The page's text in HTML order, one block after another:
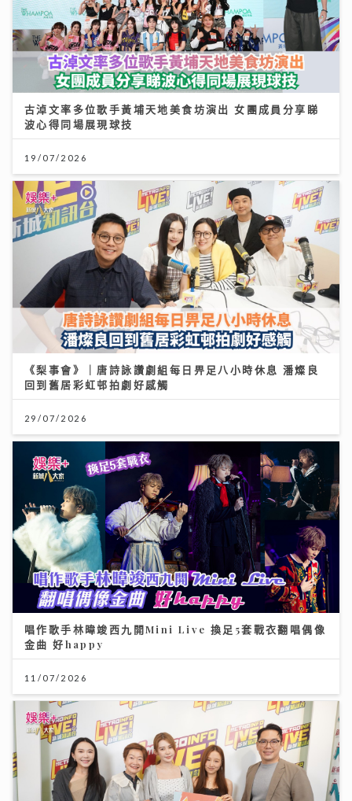
古淖文率多位歌手黃埔天地美食坊演出 女團成員分享睇
波心得同場展現球技
19/07/2026
《梨事會》｜唐詩詠讚劇組每日畀足八小時休息 潘燦良
回到舊居彩虹邨拍劇好感觸
29/07/2026
唱作歌手林暐竣西九開Mini Live 換足5套戰衣翻唱偶像
金曲 好happy
11/07/2026